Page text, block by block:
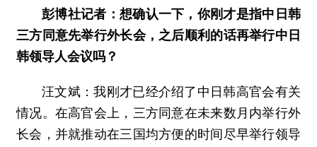
彭博社记者：想确认一下，你刚才是指中日韩
三方同意先举行外长会，之后顺利的话再举行中日
韩领导人会议吗？
汪文斌：我刚才已经介绍了中日韩高官会有关
情况。在高官会上，三方同意在未来数月内举行外
长会，并就推动在三国均方便的时间尽早举行领导